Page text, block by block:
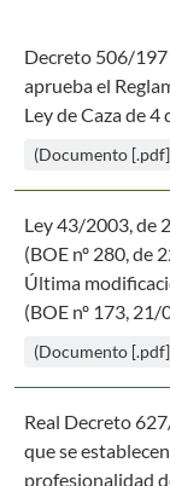
Decreto 506/
aprueba el
Ley de Caza de
(Documento
Ley 43/2003, de
(BOE nº 280, de
Última
(BOE nº 173,
(Documento
Real Decreto
que se
profesionalidad